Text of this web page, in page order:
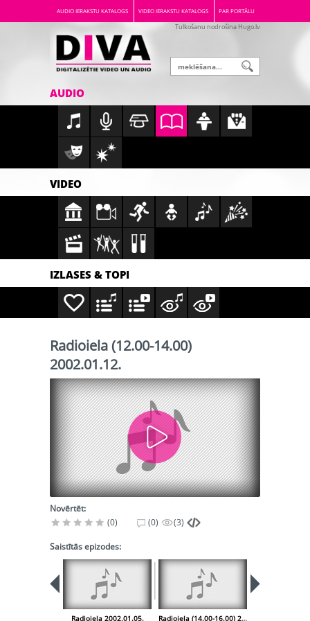
AUDIO IERAKSTU KATALOGS VIDEO IERAKSTU KATALOGS PAR PORTĀLU
Tulkošanu nodrošina Hugo.lv
AUDIO
VIDEO
IZLASES & TOPI
Radioiela (12.00-14.00)
2002.01.12.
Novērtēt:
(0)
(0) (3)
Saistītās epizodes:
Radioiela 2002.01.05. Radioiela (14.00-16.00) 2002.01.12.